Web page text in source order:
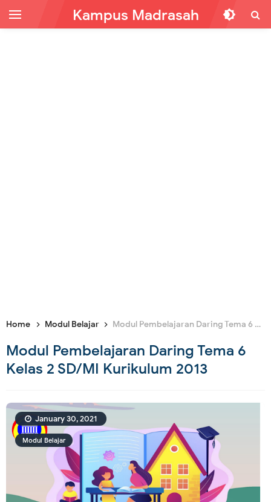
Kampus Madrasah
Home Modul Belajar Modul Pembelajaran Daring Tema 6 Kelas 2 SD/MI Kurikulum 2013
Modul Pembelajaran Daring Tema 6
Kelas 2 SD/MI Kurikulum 2013
Modul Belajar
January 30, 2021